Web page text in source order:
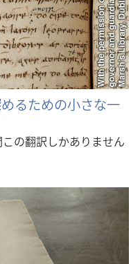
るための小さな一
の翻訳しかありません